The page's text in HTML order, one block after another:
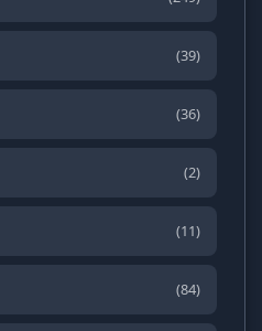
(39)
(36)
(2)
(11)
(84)